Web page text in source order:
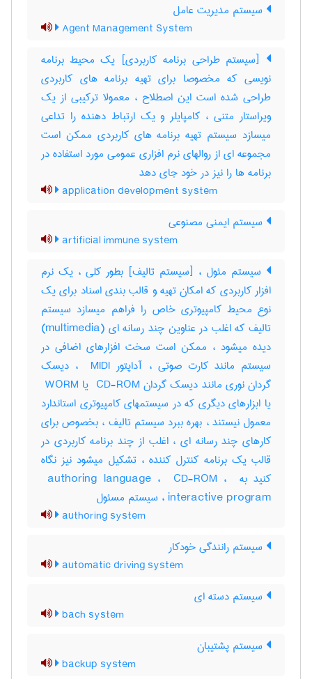
سیستم مدیریت عامل
Agent Management System
[سیستم طراحی برنامه کاربردی] یک محیط برنامه
نویسی که مخصوصا برای تهیه برنامه های کاربردی
طراحی شده است این اصطلاح ، معمولا ترکیبی از یک
ویراستار متنی ، کامپایلر و یک ارتباط دهنده را تداعی
میسازد سیستم تهیه برنامه های کاربردی ممکن است
مجموعه ای از روالهای نرم افزاری عمومی مورد استفاده در
برنامه ها را نیز در خود جای دهد
application development system
سیستم ایمنی مصنوعی
artificial immune system
سیستم مئول ، [سیستم تالیف] بطور کلی ، یک نرم
افزار کاربردی که امکان تهیه و قالب بندی اسناد برای یک
نوع محیط کامپیوتری خاص را فراهم میسازد سیستم
تالیف که اغلب در عناوین چند رسانه ای (‎multimedia)
دیده میشود ، ممکن است سخت افزارهای اضافی در
سیستم مانند کارت صوتی ، آداپتور ‎ MIDI ، دیسک
گردان نوری مانند دیسک گردان ‎ CD-ROM یا ‎ WORM
یا ابزارهای دیگری که در سیستمهای کامپیوتری استاندارد
معمول نیستند ، بهره ببرد سیستم تالیف ، بخصوص برای
کارهای چند رسانه ای ، اغلب از چند برنامه کاربردی در
قالب یک برنامه کنترل کننده ، تشکیل میشود نیز نگاه
کنید به ‎ authoring language ، ‎ CD-ROM ، ‎
interactive program ، سیستم مسئول
authoring system
سیستم رانندگی خودکار
automatic driving system
سیستم دسته ای
bach system
سیستم پشتیبان
backup system